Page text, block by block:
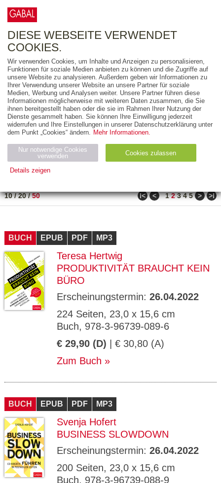
FREITEXT
AUSGABEART
AUS DER REIHE
ZUM THEMA
Neuerscheinung
Bestseller
PREIS
10/20/50 ǀ< < 1 2 3 4 5 > >ǀ
BUCH EPUB PDF MP3
Teresa Hertwig
PRODUKTIVITÄT BRAUCHT KEIN
BÜRO
Erscheinungstermin: 26.04.2022
224 Seiten, 23,0 x 15,6 cm
Buch, 978-3-96739-089-6
€ 29,90 (D) | € 30,80 (A)
Zum Buch
BUCH EPUB PDF MP3
Svenja Hofert
BUSINESS SLOWDOWN
Erscheinungstermin: 26.04.2022
200 Seiten, 23,0 x 15,6 cm
Buch, 978-3-96739-088-9
DIESE WEBSEITE VERWENDET
COOKIES.
Wir verwenden Cookies, um Inhalte und Anzeigen zu personalisieren,
Funktionen für soziale Medien anbieten zu können und die Zugriffe auf
unsere Website zu analysieren. Außerdem geben wir Informationen zu
Ihrer Verwendung unserer Website an unsere Partner für soziale
Medien, Werbung und Analysen weiter. Unsere Partner führen diese
Informationen möglicherweise mit weiteren Daten zusammen, die Sie
ihnen bereitgestellt haben oder die sie im Rahmen Ihrer Nutzung der
Dienste gesammelt haben. Sie können Ihre Einwilligung jederzeit
widerrufen und Ihre Einstellungen in unserer Datenschutzerklärung unter
dem Punkt „Cookies“ ändern. Mehr Informationen.
Nur notwendige Cookies
verwenden
Cookies zulassen
Details zeigen
Name Zweck
Ty
ESSION
_ID
verlag.
de
Session verwendet
GV_CO
OKIES
gabal-
verlag.
de
Speichert den Zustimmungsstatus des
Benutzers für Cookies auf der aktuellen
Domäne.
ge
T
P